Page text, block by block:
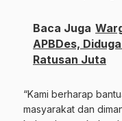
Baca Juga
APBDes,
Ratusan Juta
“Kami berharap
masyarakat dan